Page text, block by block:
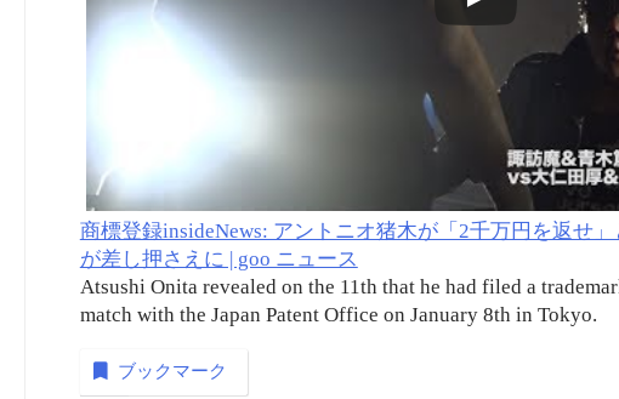
商標登録insideNews: アントニオ猪木が「2千万円を返せ
が差し押さえに | goo ニュース
Atsushi Onita revealed on the 11th that he had filed a
match with the Japan Patent Office on January 8th in Tokyo.
ブックマーク